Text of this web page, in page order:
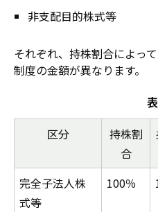
非支配目的株式等
それぞれ、持株割合によっ
制度の金額が異なります。
区分
持株割
合
完全子法人株
式等
100％